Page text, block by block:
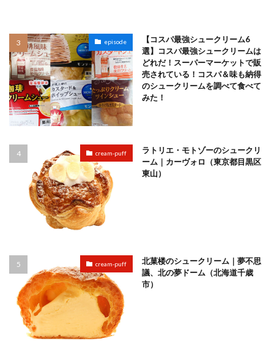
episode
【コスパ最強シュークリーム6
選】コスパ最強シュークリームは
どれだ！スーパーマーケットで販
売されている！コスパ＆味も納得
のシュークリームを調べて食べて
みた！
cream-puff
ラトリエ・モトゾーのシュークリ
ーム｜カーヴォロ（東京都目黒区
東山）
cream-puff
北菓楼のシュークリーム｜夢不思
議、北の夢ドーム（北海道千歳
市）